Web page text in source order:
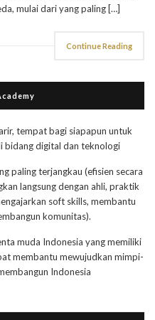
mulai dari yang paling […]
Continue Reading
tempat bagi siapapun untuk
bidang digital dan teknologi
paling terjangkau (efisien secara
langsung dengan ahli, praktik
soft skills, membantu
komunitas).
muda Indonesia yang memiliki
membantu mewujudkan mimpi-
Indonesia